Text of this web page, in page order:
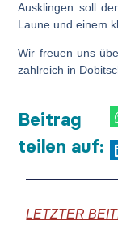
Ausklingen soll
Laune und einem
Wir freuen uns
zahlreich in
Beitrag
teilen auf:
LETZTER